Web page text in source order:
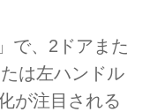
で、2ドアまた
は左ハンドル
が注目される